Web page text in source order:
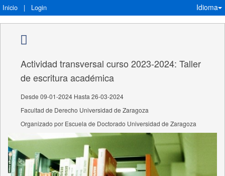
Inicio | Login Idioma
Actividad transversal curso 2023-2024: Taller
de escritura académica
Desde 09-01-2024 Hasta 26-03-2024
Facultad de Derecho Universidad de Zaragoza
Organizado por Escuela de Doctorado Universidad de Zaragoza